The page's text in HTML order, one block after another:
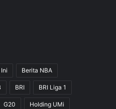
Berita NBA
BRI BRI Liga 1
G20 Holding UMi